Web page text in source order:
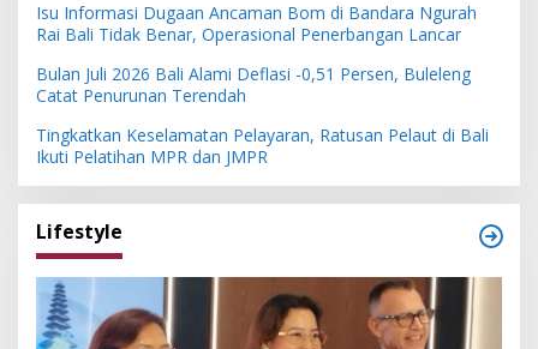
Isu Informasi Dugaan Ancaman Bom di Bandara Ngurah
Rai Bali Tidak Benar, Operasional Penerbangan Lancar
Bulan Juli 2026 Bali Alami Deflasi -0,51 Persen, Buleleng
Catat Penurunan Terendah
Tingkatkan Keselamatan Pelayaran, Ratusan Pelaut di Bali
Ikuti Pelatihan MPR dan JMPR
Lifestyle